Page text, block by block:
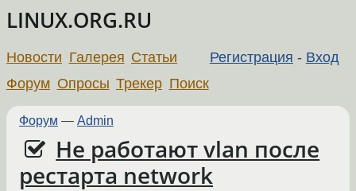
LINUX.ORG.RU
Регистрация - Вход
Новости Галерея Статьи
Форум Опросы Трекер Поиск
Форум — Admin
Не работают vlan после
рестарта network